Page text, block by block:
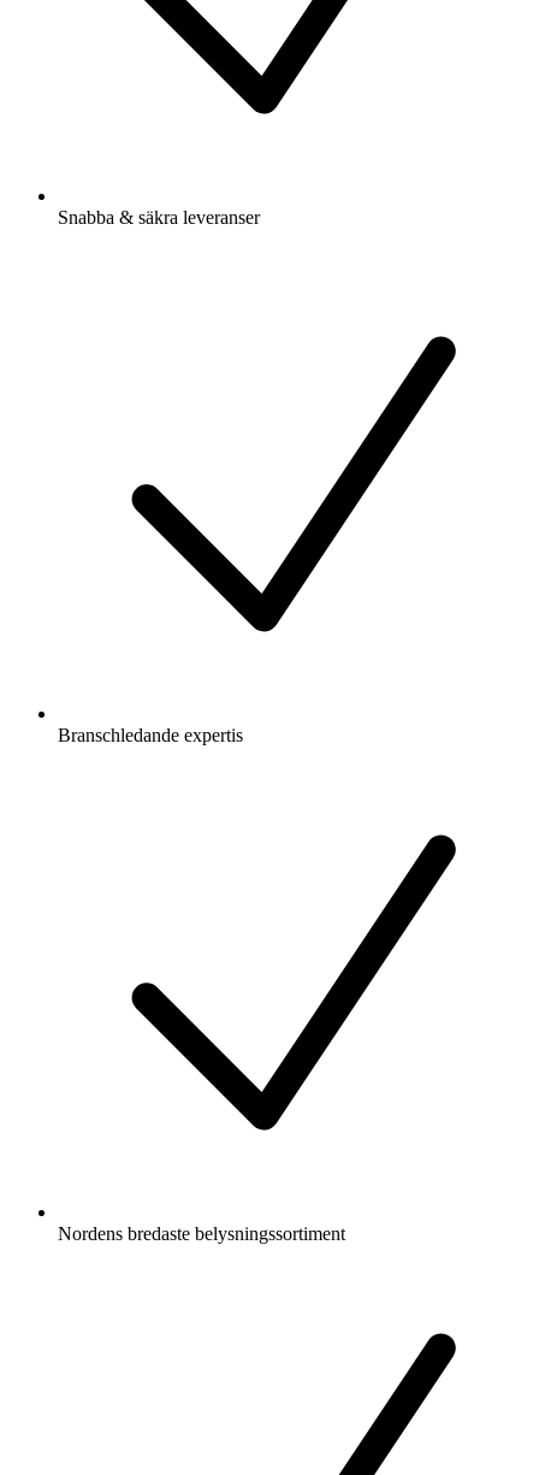
Snabba & säkra leveranser
Branschledande expertis
Nordens bredaste belysningssortiment